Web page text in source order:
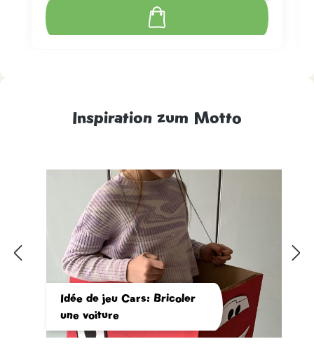
Inspiration zum Motto
Idée de jeu Cars: Bricoler
une voiture